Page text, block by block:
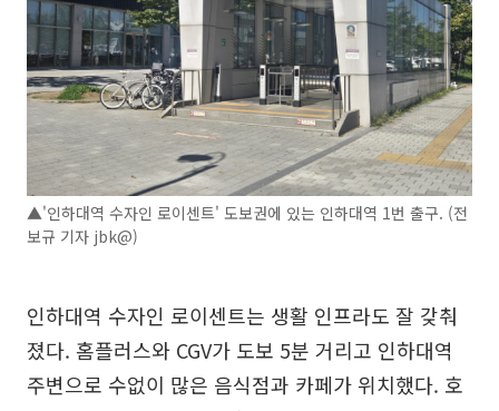
▲'인하대역 수자인 로이센트' 도보권에 있는 인하대역 1번 출구. (전
보규 기자 jbk@)
인하대역 수자인 로이센트는 생활 인프라도 잘 갖춰
졌다. 홈플러스와 CGV가 도보 5분 거리고 인하대역
주변으로 수없이 많은 음식점과 카페가 위치했다. 호